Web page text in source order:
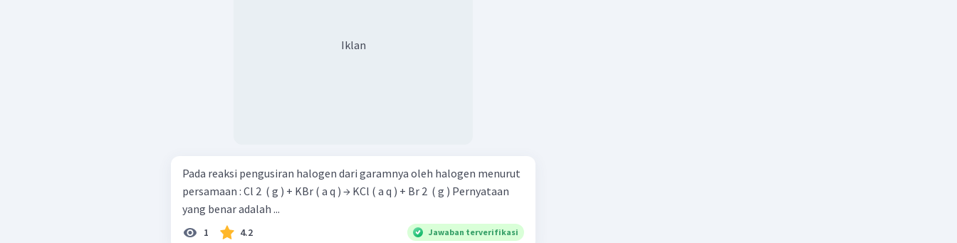
Iklan
Pada reaksi pengusiran halogen dari garamnya oleh halogen menurut
persamaan : Cl 2 ​ ( g ) + KBr ( a q ) → KCl ( a q ) + Br 2 ​ ( g ) Pernyataan
yang benar adalah ...
1 4.2 Jawaban terverifikasi